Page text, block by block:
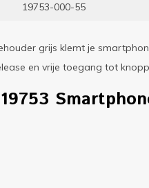
19753-000-55
grijs klemt je
en vrije toegang tot